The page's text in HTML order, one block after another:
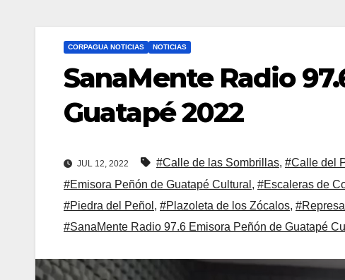
CORPAGUA NOTICIAS NOTICIAS
SanaMente Radio
Guatapé 2022
JUL 12, 2022 #Calle de las Sombrillas, #Calle del
#Emisora Peñón de Guatapé Cultural , #Escaleras de
#Piedra del Peñol , #Plazoleta de los Zócalos,
#SanaMente Radio 97.6 Emisora Peñón de Guatapé